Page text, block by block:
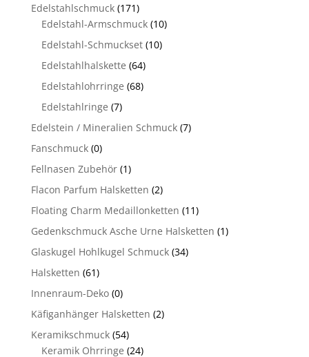
Edelstahlschmuck (171)
Edelstahl-Armschmuck (10)
Edelstahl-Schmuckset (10)
Edelstahlhalskette (64)
Edelstahlohrringe (68)
Edelstahlringe (7)
Edelstein / Mineralien Schmuck (7)
Fanschmuck (0)
Fellnasen Zubehör (1)
Flacon Parfum Halsketten (2)
Floating Charm Medaillonketten (11)
Gedenkschmuck Asche Urne Halsketten (1)
Glaskugel Hohlkugel Schmuck (34)
Halsketten (61)
Innenraum-Deko (0)
Käfiganhänger Halsketten (2)
Keramikschmuck (54)
Keramik Ohrringe (24)